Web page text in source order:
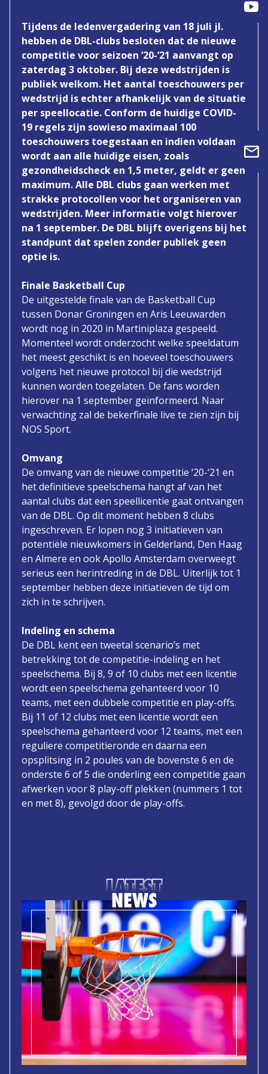
Tijdens de ledenvergadering van 18 juli jl.
hebben de DBL-clubs besloten dat de nieuwe
competitie voor seizoen ‘20-‘21 aanvangt op
zaterdag 3 oktober. Bij deze wedstrijden is
publiek welkom. Het aantal toeschouwers per
wedstrijd is echter afhankelijk van de situatie
per speellocatie. Conform de huidige COVID-
19 regels zijn sowieso maximaal 100
toeschouwers toegestaan en indien voldaan
wordt aan alle huidige eisen, zoals
gezondheidscheck en 1,5 meter, geldt er geen
maximum. Alle DBL clubs gaan werken met
strakke protocollen voor het organiseren van
wedstrijden. Meer informatie volgt hierover
na 1 september. De DBL blijft overigens bij het
standpunt dat spelen zonder publiek geen
optie is.
Finale Basketball Cup
De uitgestelde finale van de Basketball Cup
tussen Donar Groningen en Aris Leeuwarden
wordt nog in 2020 in Martiniplaza gespeeld.
Momenteel wordt onderzocht welke speeldatum
het meest geschikt is en hoeveel toeschouwers
volgens het nieuwe protocol bij die wedstrijd
kunnen worden toegelaten. De fans worden
hierover na 1 september geïnformeerd. Naar
verwachting zal de bekerfinale live te zien zijn bij
NOS Sport.
Omvang
De omvang van de nieuwe competitie ‘20-‘21 en
het definitieve speelschema hangt af van het
aantal clubs dat een speellicentie gaat ontvangen
van de DBL. Op dit moment hebben 8 clubs
ingeschreven. Er lopen nog 3 initiatieven van
potentiële nieuwkomers in Gelderland, Den Haag
en Almere en ook Apollo Amsterdam overweegt
serieus een herintreding in de DBL. Uiterlijk tot 1
september hebben deze initiatieven de tijd om
zich in te schrijven.
Indeling en schema
De DBL kent een tweetal scenario’s met
betrekking tot de competitie-indeling en het
speelschema. Bij 8, 9 of 10 clubs met een licentie
wordt een speelschema gehanteerd voor 10
teams, met een dubbele competitie en play-offs.
Bij 11 of 12 clubs met een licentie wordt een
speelschema gehanteerd voor 12 teams, met een
reguliere competitieronde en daarna een
opsplitsing in 2 poules van de bovenste 6 en de
onderste 6 of 5 die onderling een competitie gaan
afwerken voor 8 play-off plekken (nummers 1 tot
en met 8), gevolgd door de play-offs.
LATEST
NEWS